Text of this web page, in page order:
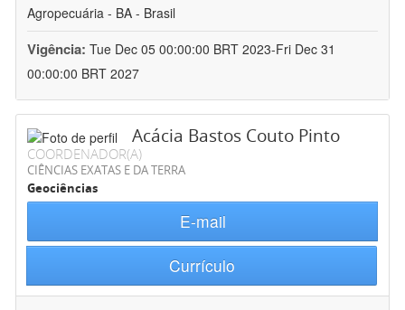
Agropecuária - BA - Brasil
Vigência: Tue Dec 05 00:00:00 BRT 2023-Fri Dec 31
00:00:00 BRT 2027
Acácia Bastos Couto Pinto
COORDENADOR(A)
CIÊNCIAS EXATAS E DA TERRA
Geociências
E-mail
Currículo